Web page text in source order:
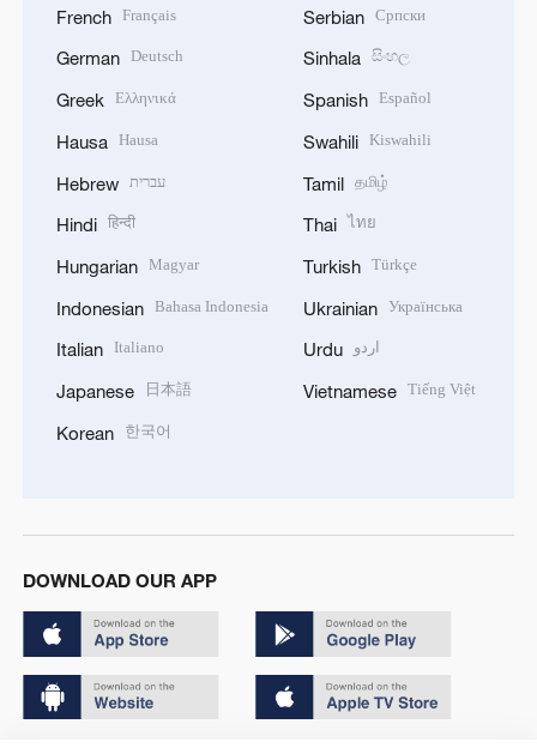
French Français
German Deutsch
Greek Ελληνικά
Hausa Hausa
Hebrew עברית
Hindi हिन्दी
Hungarian Magyar
Indonesian Bahasa Indonesia
Italian Italiano
Japanese 日本語
Korean 한국어
Serbian Српски
Sinhala සිංහල
Spanish Español
Swahili Kiswahili
Tamil தமிழ்
Thai ไทย
Turkish Türkçe
Ukrainian Українська
Urdu اردو
Vietnamese Tiếng Việt
DOWNLOAD OUR APP